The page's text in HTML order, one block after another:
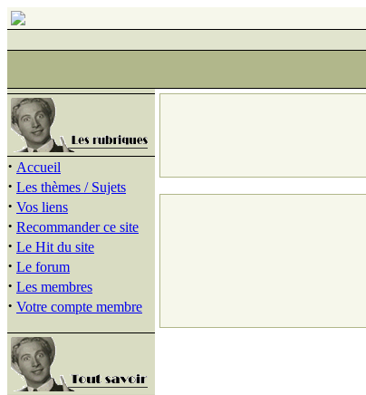
· Accueil
· Les thèmes / Sujets
· Vos liens
· Recommander ce site
· Le Hit du site
· Le forum
· Les membres
· Votre compte membre